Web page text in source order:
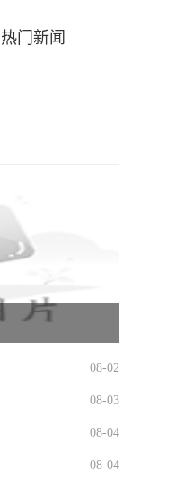
热门新闻
08-02
08-03
08-04
08-04